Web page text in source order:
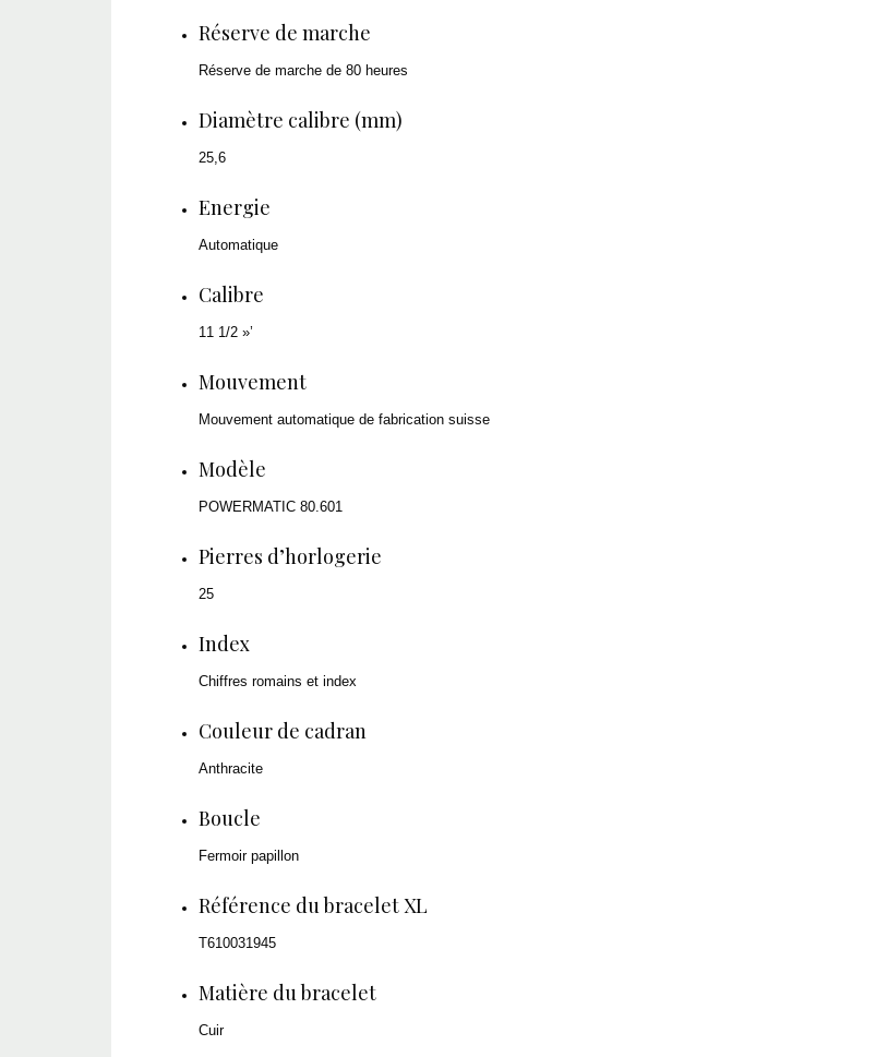
Réserve de marche
Réserve de marche de 80 heures
Diamètre calibre (mm)
25,6
Energie
Automatique
Calibre
11 1/2 »’
Mouvement
Mouvement automatique de fabrication suisse
Modèle
POWERMATIC 80.601
Pierres d’horlogerie
25
Index
Chiffres romains et index
Couleur de cadran
Anthracite
Boucle
Fermoir papillon
Référence du bracelet XL
T610031945
Matière du bracelet
Cuir